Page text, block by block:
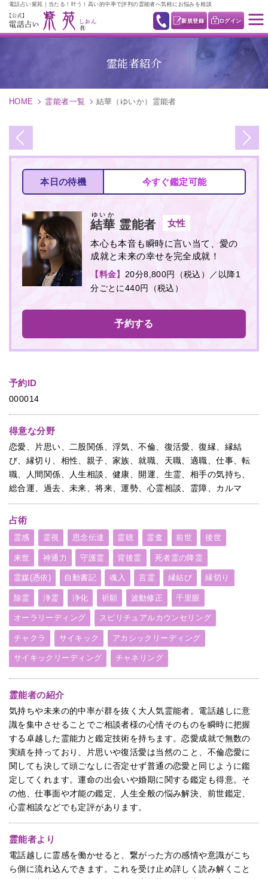
電話占い紫苑｜当たる！叶う！高い的中率で評判の霊能者へ気軽にお悩みを相談
新規登録 ログイン
霊能者紹介
HOME 霊能者一覧 結華（ゆいか）霊能者
本日の待機 今すぐ鑑定可能
結華
ゆいか
霊能者 女性
本心も本音も瞬時に言い当て、愛の
成就と未来の幸せを完全成就！
【料金】 20分8,800円（税込）／以降1
分ごとに440円（税込）
予約する
予約ID
000014
得意な分野
恋愛、片思い、二股関係、浮気、不倫、復活愛、復縁、縁結
び、縁切り、相性、親子、家族、就職、天職、適職、仕事、転
職、人間関係、人生相談、健康、開運、生霊、相手の気持ち、
総合運、過去、未来、将来、運勢、心霊相談、霊障、カルマ
占術
霊感 霊視 思念伝達 霊聴 霊査 前世 後世
来世 神通力 守護霊 背後霊 死者霊の降霊
霊媒(憑依) 自動書記 魂入 言霊 縁結び 縁切り
除霊 浄霊 浄化 祈願 波動修正 千里眼
オーラリーディング スピリチュアルカウンセリング
チャクラ サイキック アカシックリーディング
サイキックリーディング チャネリング
霊能者の紹介
気持ちや未来の的中率が群を抜く大人気霊能者。電話越しに意
識を集中させることでご相談者様の心情そのものを瞬時に把握
する卓越した霊能力と鑑定技術を持ちます。恋愛成就で無数の
実績を持っており、片思いや復活愛は当然のこと、不倫恋愛に
関しても決して頭ごなしに否定せず普通の恋愛と同じように鑑
定してくれます。運命の出会いや婚期に関する鑑定も得意。そ
の他、仕事面や才能の鑑定、人生全般の悩み解決、前世鑑定、
心霊相談などでも定評があります。
霊能者より
電話越しに霊感を働かせると、繋がった方の感情や意識がこち
ら側に流れ込んできます。これを受け止め詳しく読み解くこと